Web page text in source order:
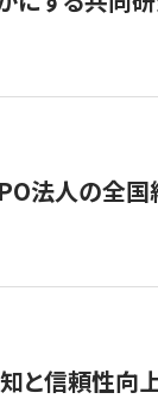
法人の全
信頼性向